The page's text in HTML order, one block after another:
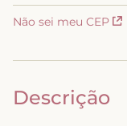
Não sei meu CEP
Descrição